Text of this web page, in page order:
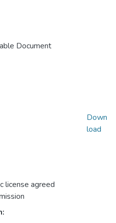
Document
license agreed
Down
load